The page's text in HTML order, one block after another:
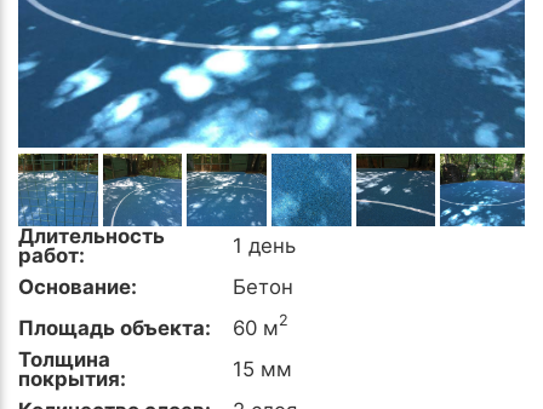
Длительность
работ:
1 день
Основание:
Бетон
Площадь объекта:
60 м2
Толщина
покрытия:
15 мм